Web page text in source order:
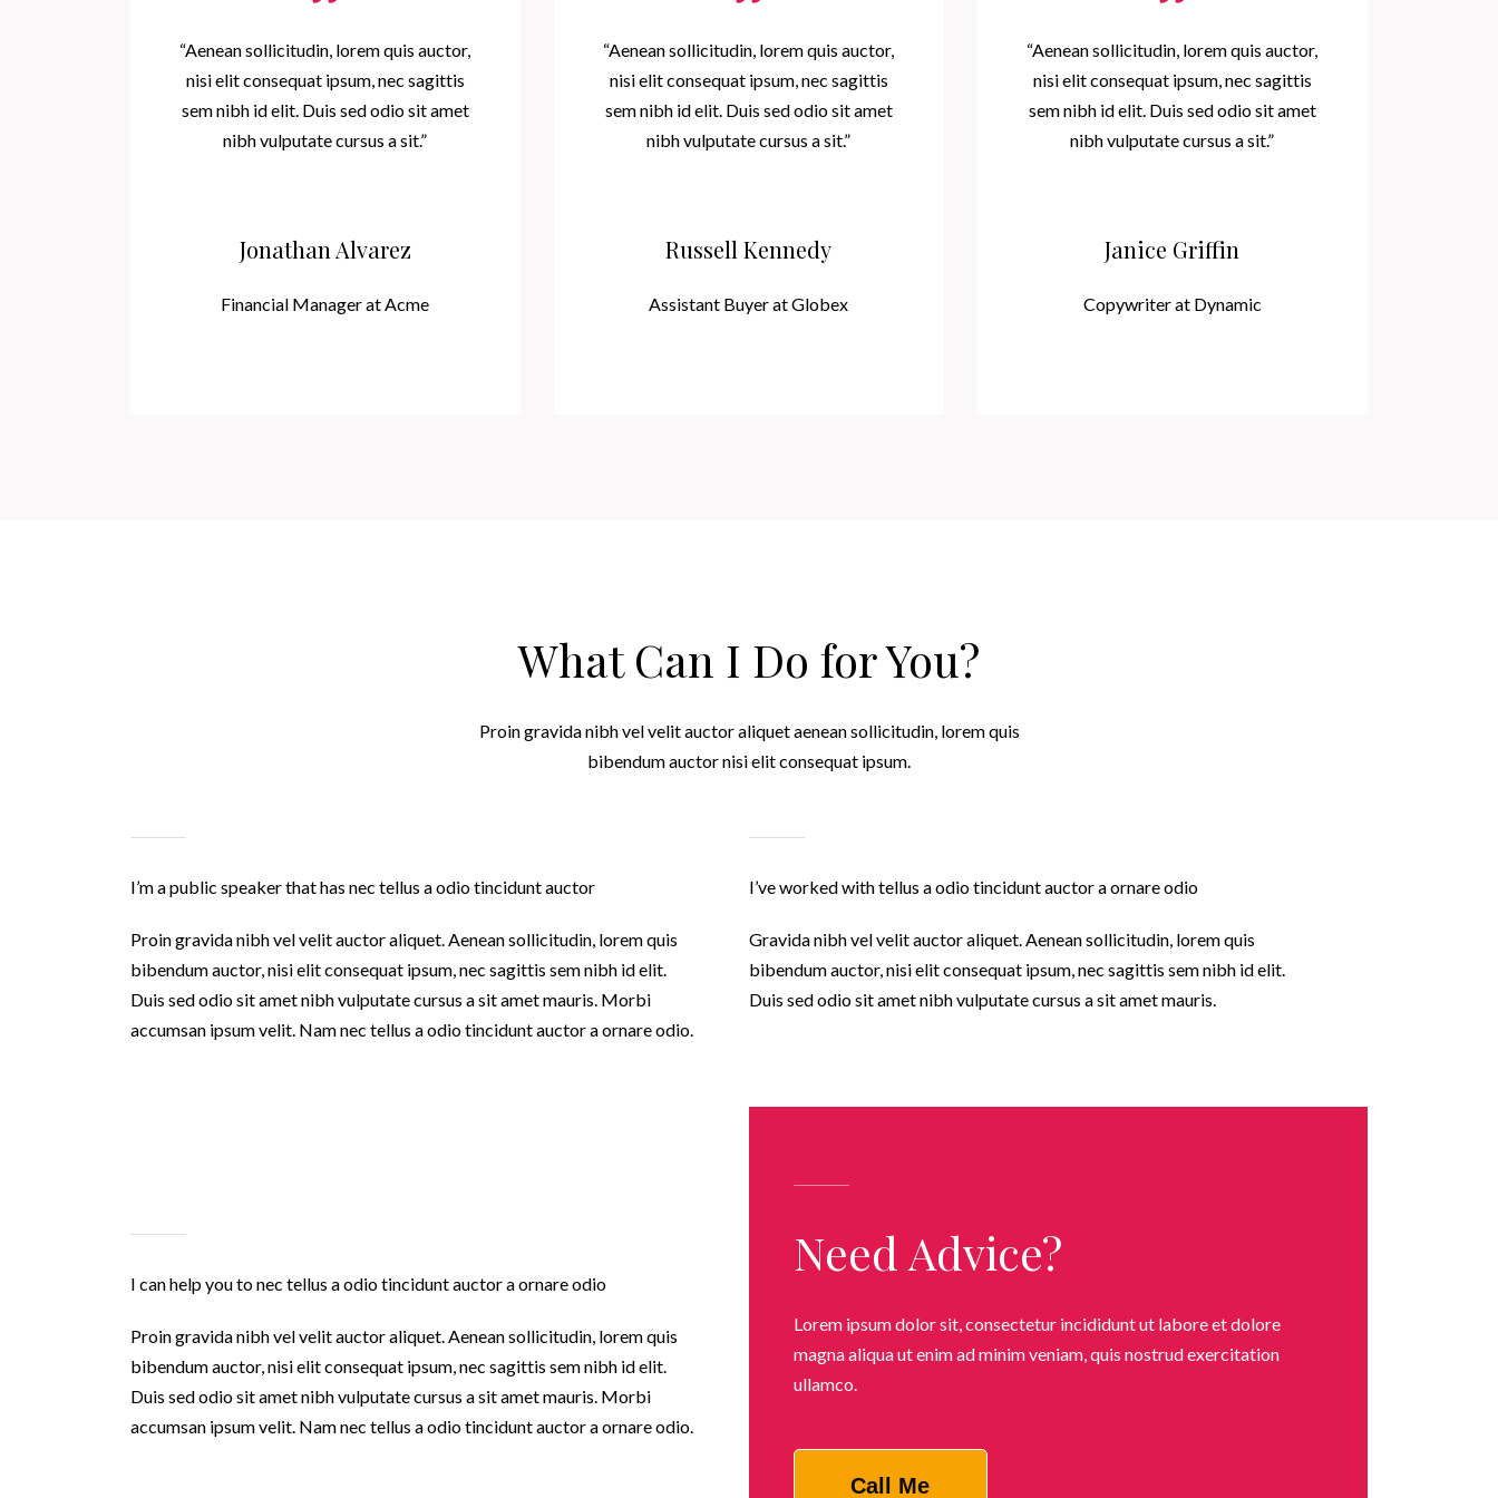
“Aenean sollicitudin, lorem quis auctor,
nisi elit consequat ipsum, nec sagittis
sem nibh id elit. Duis sed odio sit amet
nibh vulputate cursus a sit.”
Jonathan Alvarez
Financial Manager at Acme
“Aenean sollicitudin, lorem quis auctor,
nisi elit consequat ipsum, nec sagittis
sem nibh id elit. Duis sed odio sit amet
nibh vulputate cursus a sit.”
Russell Kennedy
Assistant Buyer at Globex
“Aenean sollicitudin, lorem quis auctor,
nisi elit consequat ipsum, nec sagittis
sem nibh id elit. Duis sed odio sit amet
nibh vulputate cursus a sit.”
Janice Griffin
Copywriter at Dynamic
What Can I Do for You?
Proin gravida nibh vel velit auctor aliquet aenean sollicitudin, lorem quis
bibendum auctor nisi elit consequat ipsum.
I’m a public speaker that has nec tellus a odio tincidunt auctor
Proin gravida nibh vel velit auctor aliquet. Aenean sollicitudin, lorem quis
bibendum auctor, nisi elit consequat ipsum, nec sagittis sem nibh id elit.
Duis sed odio sit amet nibh vulputate cursus a sit amet mauris. Morbi
accumsan ipsum velit. Nam nec tellus a odio tincidunt auctor a ornare odio.
I’ve worked with tellus a odio tincidunt auctor a ornare odio
Gravida nibh vel velit auctor aliquet. Aenean sollicitudin, lorem quis
bibendum auctor, nisi elit consequat ipsum, nec sagittis sem nibh id elit.
Duis sed odio sit amet nibh vulputate cursus a sit amet mauris.
I can help you to nec tellus a odio tincidunt auctor a ornare odio
Proin gravida nibh vel velit auctor aliquet. Aenean sollicitudin, lorem quis
bibendum auctor, nisi elit consequat ipsum, nec sagittis sem nibh id elit.
Duis sed odio sit amet nibh vulputate cursus a sit amet mauris. Morbi
accumsan ipsum velit. Nam nec tellus a odio tincidunt auctor a ornare odio.
Need Advice?
Lorem ipsum dolor sit, consectetur incididunt ut labore et dolore
magna aliqua ut enim ad minim veniam, quis nostrud exercitation
ullamco.
Call Me